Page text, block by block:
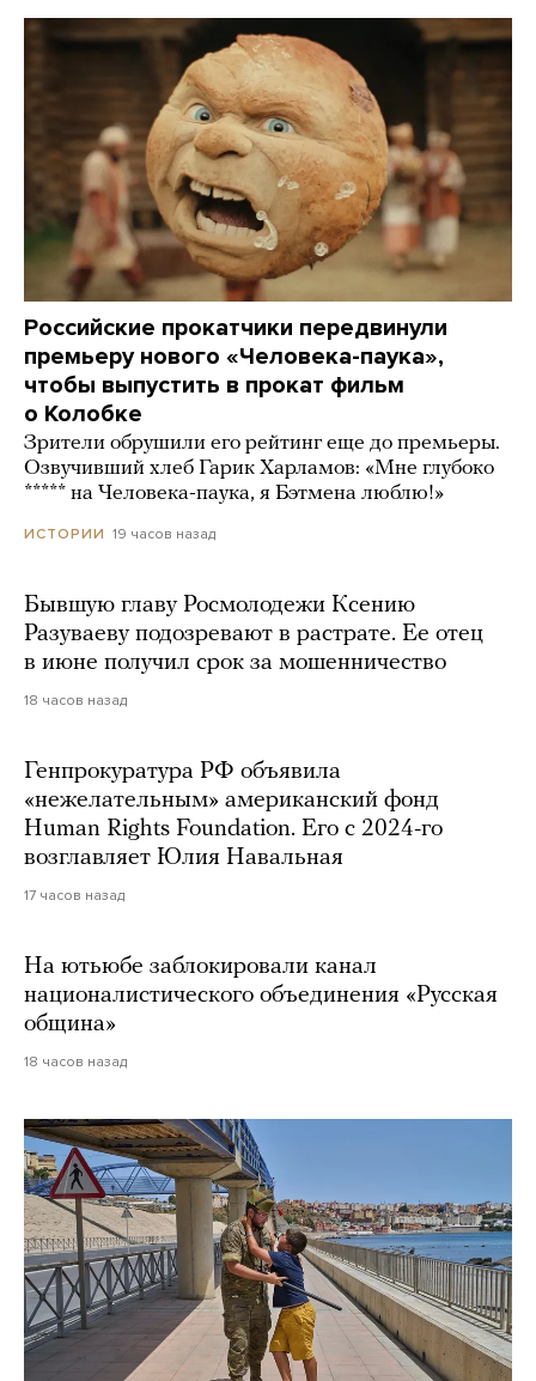
Российские прокатчики передвинули
премьеру нового «Человека-паука»,
чтобы выпустить в прокат фильм
о Колобке
Зрители обрушили его рейтинг еще до премьеры.
Озвучивший хлеб Гарик Харламов: «Мне глубоко
***** на Человека-паука, я Бэтмена люблю!»
ИСТОРИИ 19 часов назад
Бывшую главу Росмолодежи Ксению
Разуваеву подозревают в растрате. Ее отец
в июне получил срок за мошенничество
18 часов назад
Генпрокуратура РФ объявила
«нежелательным» американский фонд
Human Rights Foundation. Его с 2024-го
возглавляет Юлия Навальная
17 часов назад
На ютьюбе заблокировали канал
националистического объединения «Русская
община»
18 часов назад